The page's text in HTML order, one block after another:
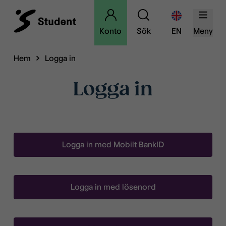
Konto Sök EN Meny
Hem Logga in
Logga in
Logga in med Mobilt BankID
Logga in med lösenord